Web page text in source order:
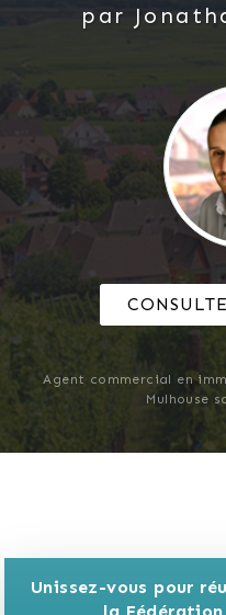
par
Agent commercial en
Mulhouse
Unissez-vous pour